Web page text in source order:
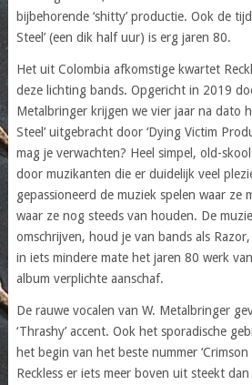
bijbehorende ‘shitty’ productie. Ook de
Steel’ (een dik half uur) is erg jaren 80.
Het uit Colombia afkomstige kwartet
deze lichting bands. Opgericht in 2019
Metalbringer krijgen we vier jaar na dato
Steel’ uitgebracht door ‘Dying Victim
mag je verwachten? Heel simpel, old-
door muzikanten die er duidelijk veel
gepassioneerd de muziek spelen waar ze
waar ze nog steeds van houden. De
omschrijven, houd je van bands als
in iets mindere mate het jaren 80 werk
album verplichte aanschaf.
De rauwe vocalen van W. Metalbringer
‘Thrashy’ accent. Ook het sporadische
het begin van het beste nummer ‘Crimson
Reckless er iets meer boven uit steekt